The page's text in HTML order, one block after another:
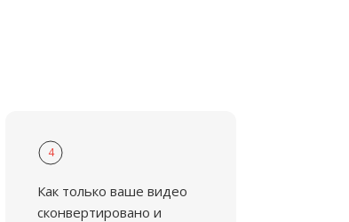
4
Как только ваше видео
сконвертировано и